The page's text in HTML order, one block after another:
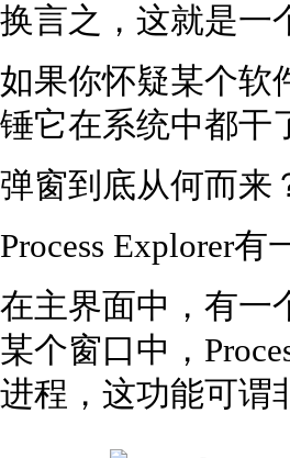
换言之，这就是一
如果你怀疑某个软
锤它在系统中都干
弹窗到底从何而来
Process Explorer
在主界面中，有一
某个窗口中，
进程，这功能可谓